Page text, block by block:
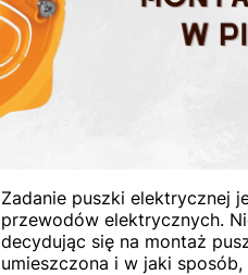
Zadanie puszki elektrycznej
przewodów elektrycznych.
decydując się na montaż
umieszczona i w jaki